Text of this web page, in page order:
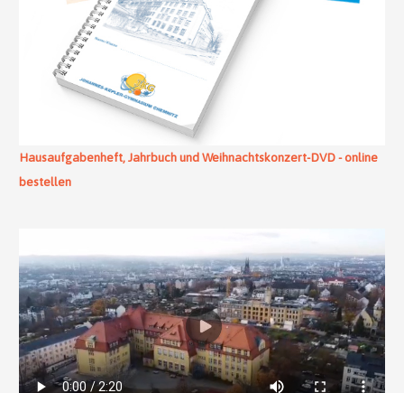
Hausaufgabenheft, Jahrbuch und Weihnachtskonzert-DVD - online
bestellen